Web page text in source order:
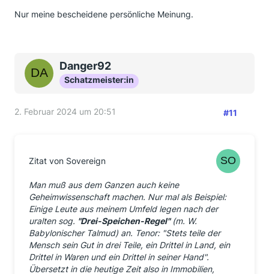
Nur meine bescheidene persönliche Meinung.
Danger92
Schatzmeister:in
2. Februar 2024 um 20:51 #11
Zitat von Sovereign
Man muß aus dem Ganzen auch keine
Geheimwissenschaft machen. Nur mal als Beispiel:
Einige Leute aus meinem Umfeld legen nach der
uralten sog. "Drei-Speichen-Regel"(m. W.
Babylonischer Talmud) an. Tenor: "Stets teile der
Mensch sein Gut in drei Teile, ein Drittel in Land, ein
Drittel in Waren und ein Drittel in seiner Hand".
Übersetzt in die heutige Zeit also in Immobilien,